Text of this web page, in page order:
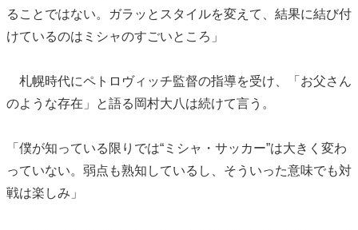
ることではない。ガラッとスタイルを変えて、結果に結び付
けているのはミシャのすごいところ」
札幌時代にペトロヴィッチ監督の指導を受け、「お父さん
のような存在」と語る岡村大八は続けて言う。
「僕が知っている限りでは“ミシャ・サッカー”は大きく変わ
っていない。弱点も熟知しているし、そういった意味でも対
戦は楽しみ」